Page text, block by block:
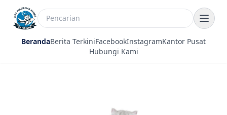
BerandaBerita TerkiniFacebookInstagramKantor Pusat
Hubungi Kami